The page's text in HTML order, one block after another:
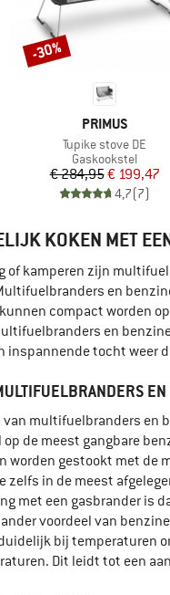
MERK
PRIMUS
Artikel
Tupike stove DE
Productgroep
Gaskookstel
Prijs
€ 284,95Verlaagde
€ 199,47
4,7(7)
Korting
-30%
KOKEN MET
of kamperen zijn
en
compact worden
en
inspannende tocht weer
multifuelbranders
de meest gangbare
worden gestookt met de
in de meest
met een gasbrander is
voordeel van
bij temperaturen
Dit leidt tot een